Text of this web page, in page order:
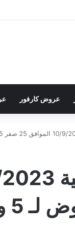
عروض كارفور
عروض لولو الرياض